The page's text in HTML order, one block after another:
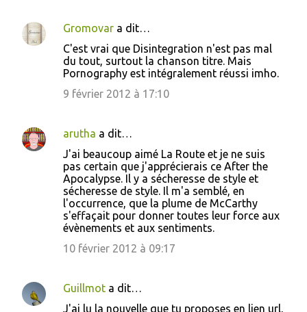
s
Gromovar a dit…
C'est vrai que Disintegration n'est pas mal
du tout, surtout la chanson titre. Mais
Pornography est intégralement réussi imho.
9 février 2012 à 17:10
arutha a dit…
J'ai beaucoup aimé La Route et je ne suis
pas certain que j'apprécierais ce After the
Apocalypse. Il y a sécheresse de style et
sécheresse de style. Il m'a semblé, en
l'occurrence, que la plume de McCarthy
s'effaçait pour donner toutes leur force aux
évènements et aux sentiments.
10 février 2012 à 09:17
Guillmot a dit…
J'ai lu la nouvelle que tu proposes en lien url,